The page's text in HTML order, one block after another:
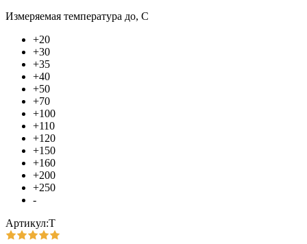
Измеряемая температура до, С
+20
+30
+35
+40
+50
+70
+100
+110
+120
+150
+160
+200
+250
-
Артикул:Т